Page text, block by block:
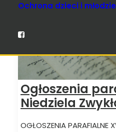
Ochrona dzieci i
Ogłoszenia
Niedziela
OGŁOSZENIA